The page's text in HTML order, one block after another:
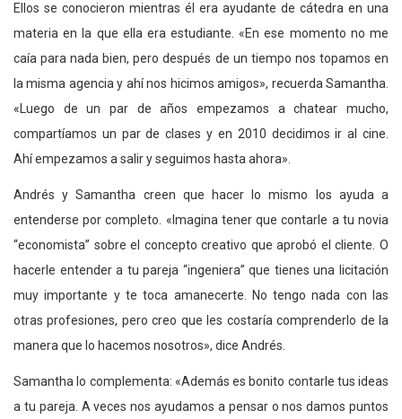
Ellos se conocieron mientras él era ayudante de cátedra en una
materia en la que ella era estudiante. «En ese momento no me
caía para nada bien, pero después de un tiempo nos topamos en
la misma agencia y ahí nos hicimos amigos», recuerda Samantha.
«Luego de un par de años empezamos a chatear mucho,
compartíamos un par de clases y en 2010 decidimos ir al cine.
Ahí empezamos a salir y seguimos hasta ahora».
Andrés y Samantha creen que hacer lo mismo los ayuda a
entenderse por completo. «Imagina tener que contarle a tu novia
“economista” sobre el concepto creativo que aprobó el cliente. O
hacerle entender a tu pareja “ingeniera” que tienes una licitación
muy importante y te toca amanecerte. No tengo nada con las
otras profesiones, pero creo que les costaría comprenderlo de la
manera que lo hacemos nosotros», dice Andrés.
Samantha lo complementa: «Además es bonito contarle tus ideas
a tu pareja. A veces nos ayudamos a pensar o nos damos puntos